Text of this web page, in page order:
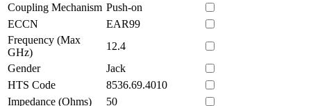
Coupling Mechanism Push-on
ECCN
EAR99
Frequency (Max
GHz)
12.4
Gender
Jack
HTS Code
8536.69.4010
Impedance (Ohms)
50